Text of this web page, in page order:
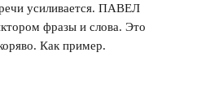
усиливается. ПАВЕЛ
фразы и слова. Это
Как пример.